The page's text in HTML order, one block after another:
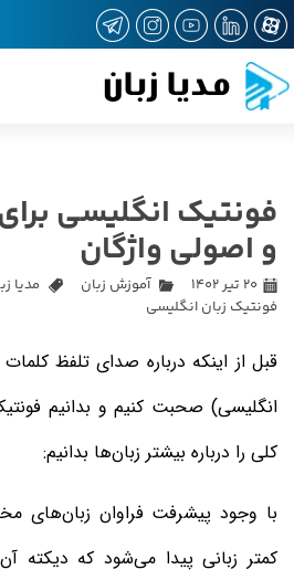
مدیا زبان
حساب کاربری من
تغییر گذر واژه
خروج از حساب کاربری
فونتیک انگلیسی
و اصولی واژگان
۲۰ تیر ۱۴۰۲ آموزش زبان مدیا
فونتیک زبان انگلیسی
قبل از اینکه درباره صدای تلفظ
انگلیسی) صحبت کنیم و بدانیم
کلی را درباره بیشتر زبان‌ها بدانیم:
با وجود پیشرفت فراوان زبان‌های
کمتر زبانی پیدا می‌شود که دیکته